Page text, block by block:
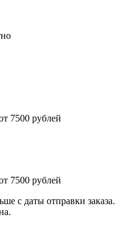
7500 рублей
7500 рублей
с даты отправки заказа.